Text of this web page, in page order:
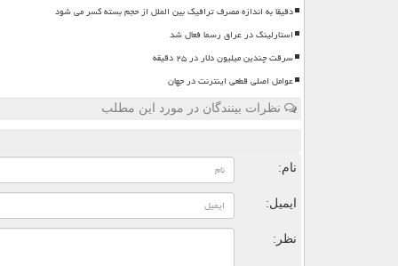
دقیقا به اندازه مصرف ترافیک بین الملل از حجم بسته کسر می شود
استارلینک در عراق رسما فعال شد
سرقت چندین میلیون دلار در ۲۵ دقیقه
عوامل اصلی قطعی اینترنت در جهان
نظرات بینندگان در مورد این مطلب
نام:
ایمیل:
نظر: